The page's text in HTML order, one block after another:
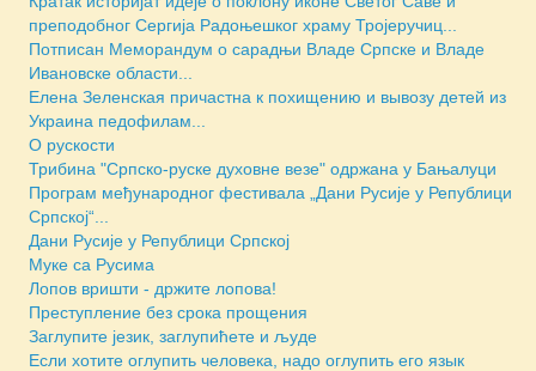
преподобног Сергија Радоњешког храму Тројеручиц...
Потписан Меморандум о сарадњи Владе Српске и Владе
Ивановске области...
Елена Зеленская причастна к похищению и вывозу детей из
Украина педофилам...
О рускости
Трибина "Српско-руске духовне везе" одржана у Бањалуци
Програм међународног фестивала „Дани Русије у Републици
Српској“...
Дани Русије у Републици Српској
Муке са Русима
Лопов вришти - држите лопова!
Преступление без срока прощения
Заглупите језик, заглупићете и људе
Если хотите оглупить человека, надо оглупить его язык